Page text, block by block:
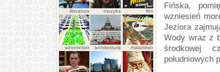
literatura muzyka film
wzornictwo architektura malarstwo
Fińska,
wzniesień
Jeziora
Wody wraz z
środkowej
południowych